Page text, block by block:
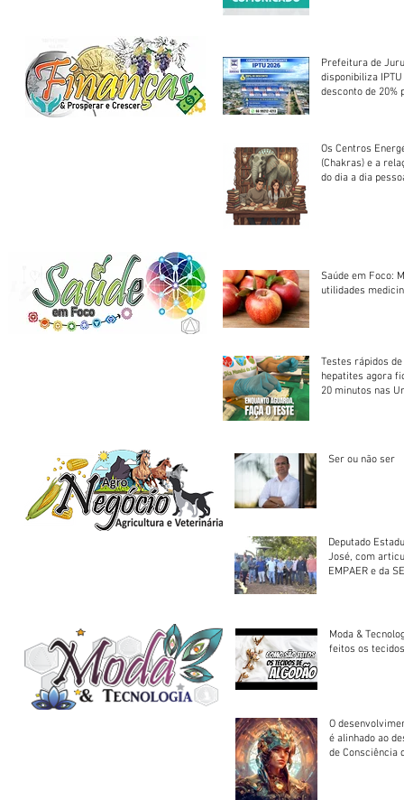
Prefeitura de
disponibiliza
desconto de 20%
Os Centros
(Chakras) e a
do dia a dia
Saúde em Foco:
utilidades
Testes rápidos
hepatites agora
20 minutos nas
Ser ou não ser
Deputado
José, com
EMPAER e da
Moda &
feitos os
O
é alinhado ao
de Consciência